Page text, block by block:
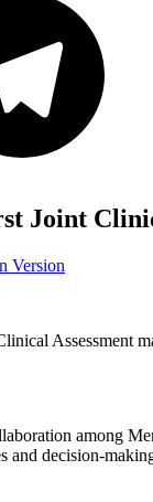
Joint
Version
Assessment
among
and decision-